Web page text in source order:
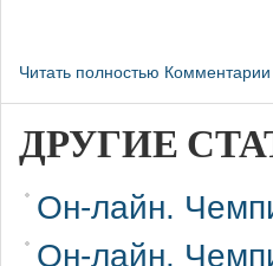
Читать полностью
ДРУГИЕ
Он-лайн.
Он-лайн.